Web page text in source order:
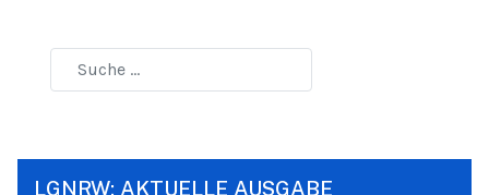
LGNRW: AKTUELLE AUSGABE